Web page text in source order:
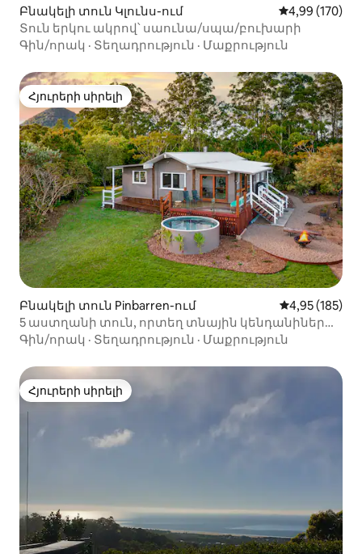
Բնակելի տուն Կլունս-ում Միջին
4,99 (170)
Տուն երկու ակրով՝ սաունա/սպա/բուխարի
Գին/որակ · Տեղադրություն · Մաքրություն
Հյուրերի սիրելի
Հյուրերի սիրելի
Բնակելի տուն Pinbarren-ում Միջին
4,95 (185)
5 աստղանի տուն, որտեղ տնային կենդանիներ
են թույլատրվում
Գին/որակ · Տեղադրություն · Մաքրություն
Հյուրերի սիրելի
Հյուրերի սիրելի